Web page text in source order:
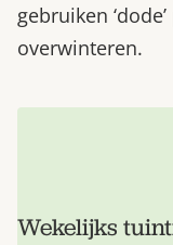
gebruiken
overwinteren.
Wekelijks